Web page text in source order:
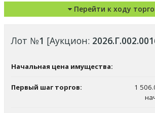
Перейти к ходу
Лот №1 [Аукцион:
Начальная цена имущества:
Первый шаг торгов: 1